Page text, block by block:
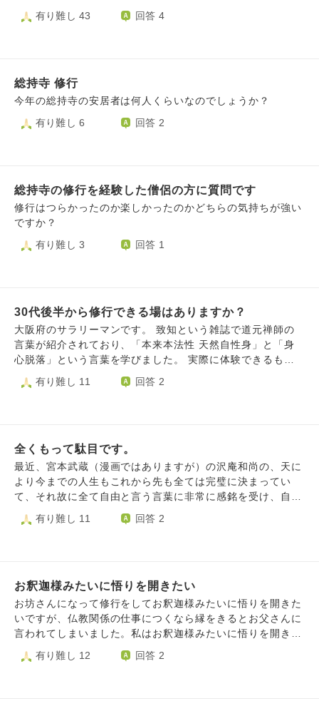
い。』というご意見を頂きました。確かに在家に関わるすべ
ての戒律を完全に守り切るのは難しいのかもしれません。と
ここでお伺いしたいのですが、在家の人間が戒律に少しでも
触れ、意識し生活する事は無益なのか否か。完全に守らなけ
有り難し 43 回答 4
総持寺 修行
今年の総持寺の安居者は何人くらいなのでしょうか？
有り難し 6
回答 2
総持寺の修行を経験した僧侶の方に質問です
修行はつらかったのか楽しかったのかどちらの気持ちが強い
ですか？
有り難し 3
回答 1
30代後半から修行できる場はありますか？
大阪府のサラリーマンです。 致知という雑誌で道元禅師の
言葉が紹介されており、「本来本法性 天然自性身」と「身
心脱落」という言葉を学びました。 実際に体験できるもの
なのか、どういうものなのか気になっており、自分自身も
色々足りないところが多く、ふと修行？というのか、実際に
行できる機会があるのなら、通ってみたいなという感覚で
す。毎日・どこでも修業の場、ということも理解しています
が、環境でまた違ったものがあるはずとも思っています。
そもそもそういう場所は一般人に対してでもあるのか、その
有り難し 11 回答 2
全くもって駄目です。
最近、宮本武蔵（漫画ではありますが）の沢庵和尚の、天に
より今までの人生もこれから先も全ては完璧に決まってい
て、それ故に全て自由と言う言葉に非常に感銘を受け、自分
なりに宇宙の完璧な営みの中の一つであるから生きる事も死
ぬ事もなにも恐れることはないと解釈し、何か悟りを得たよ
有り難し 11 回答 2
お釈迦様みたいに悟りを開きたい
お坊さんになって修行をしてお釈迦様みたいに悟りを開きた
いですが、仏教関係の仕事につくなら縁をきるとお父さんに
言われてしまいました。私はお釈迦様みたいに悟りを開きた
いですが五逆罪、謗法罪、十悪を犯しているので悟り開けな
いですか？
有り難し 12 回答 2